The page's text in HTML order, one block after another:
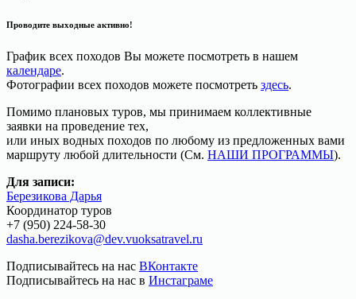
Проводите выходные активно!
График всех походов Вы можете посмотреть в нашем
календаре.
Фотографии всех походов можете посмотреть здесь.
Помимо плановых туров, мы принимаем коллективные
заявки на проведение тех,
или иных водных походов по любому из предложенных вами
маршруту любой длительности (См. НАШИ ПРОГРАММЫ).
Для записи:
Березикова Дарья
Координатор туров
+7 (950) 224-58-30
dasha.berezikova@dev.vuoksatravel.ru
Подписывайтесь на нас ВКонтакте
Подписывайтесь на нас в Инстаграме